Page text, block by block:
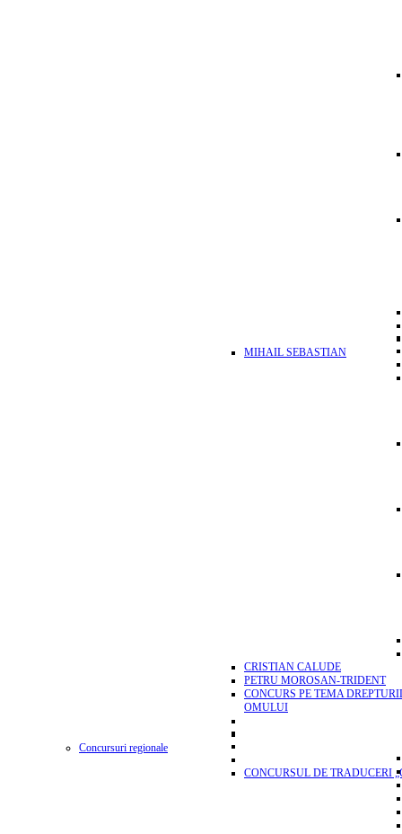
MIHAIL SEBASTIAN
CRISTIAN CALUDE
PETRU MOROSAN-TRIDENT
CONCURS PE TEMA
OMULUI
Concursuri regionale
CONCURSUL DE TRADUCERI